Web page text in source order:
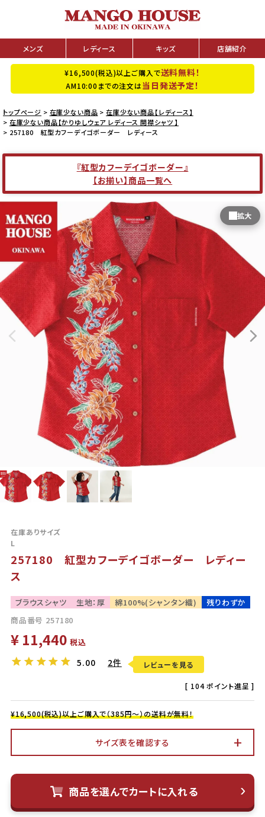
メンズ レディース キッズ 店舗紹介
¥16,500(税込)以上ご購入で送料無料！
AM10:00までの注文は当日発送予定！
トップページ 在庫少ない商品
在庫少ない商品【レディース】
在庫少ない商品【かりゆしウェア レディース 開襟シャツ 】
257180 紅型カフーデイゴボーダー レディース
『紅型カフーデイゴボーダー』
【お揃い】商品一覧へ
在庫ありサイズ
L
257180 紅型カフーデイゴボーダー レディー
ス
ブラウスシャツ 生地：厚 綿100%(シャンタン織)
残りわずか
商品番号 257180
¥ 11,440 税込
5.00 2件 レビューを見る
[ 104 ポイント進呈 ]
¥16,500(税込)以上ご購入で（385円～）の送料が無料！
サイズ表を確認する
商品を選んでカートに入れる